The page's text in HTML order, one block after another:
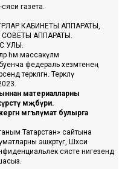
газета.
КАБИНЕТЫ АППАРАТЫ,
АППАРАТЫ.
УЛЫ.
һәм массакүләм
буенча федераль хезмәтенең
теркәлгән. Теркәлү
материалларны
мәҗбүри.
мәгълүмат булырга
Татарстан» сайтына
эшкәртүгә, Шәхси
сәясәте нигезендә